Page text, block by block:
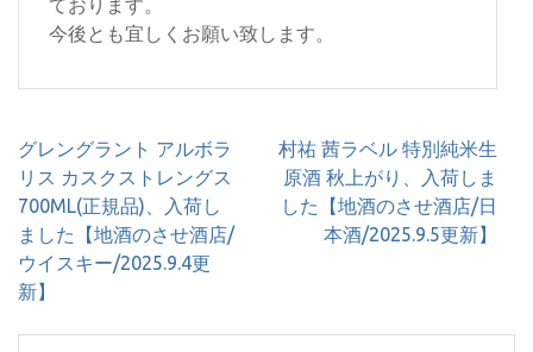
ております。
今後とも宜しくお願い致します。
投
稿
ナ
ビ
ゲ
ー
グレングラント アルボラ
リス カスクストレングス
700ML(正規品)、入荷し
ました【地酒のさせ酒店/
ウイスキー/2025.9.4更
新】
村祐 茜ラベル 特別純米生
原酒 秋上がり、入荷しま
した【地酒のさせ酒店/日
本酒/2025.9.5更新】